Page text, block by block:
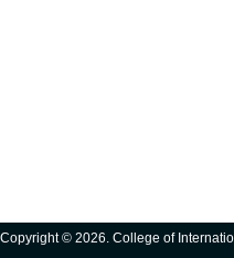
Copyright © 2026. College of